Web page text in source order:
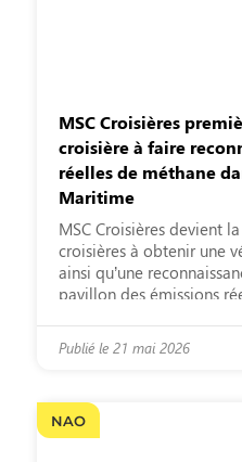
MSC Croisières
croisière à faire
réelles de méthane
Maritime
MSC Croisières devient
croisières à obtenir une
ainsi qu’une
pavillon des émissions
Maritime, à la suite de la
MSC World Europa et
Publié le 21 mai 2026
NAO